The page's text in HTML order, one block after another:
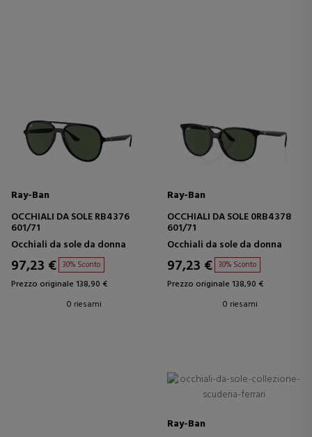
Ray-Ban
OCCHIALI DA SOLE RB4376
601/71
Occhiali da sole da donna
97,23 € 30% Sconto
Prezzo originale 138,90 €
0 riesami
Ray-Ban
OCCHIALI DA SOLE 0RB4378
601/71
Occhiali da sole da donna
97,23 € 30% Sconto
Prezzo originale 138,90 €
0 riesami
Ray-Ban